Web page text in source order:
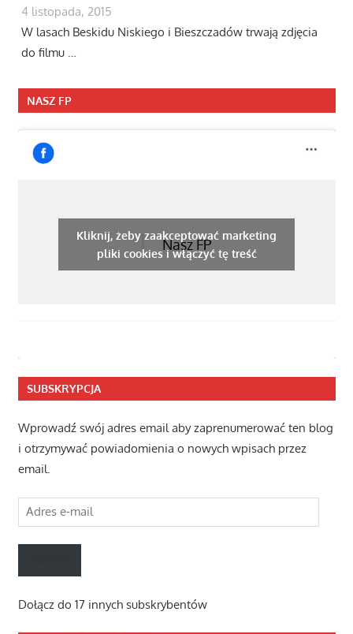
4 listopada, 2015
W lasach Beskidu Niskiego i Bieszczadów trwają zdjęcia
do filmu …
NASZ FP
Nasz FP
Kliknij, żeby zaakceptować marketing
pliki cookies i włączyć tę treść
SUBSKRYPCJA
Wprowadź swój adres email aby zaprenumerować ten blog
i otrzymywać powiadomienia o nowych wpisach przez
email.
Adres
e-
mail
Dołącz do 17 innych subskrybentów